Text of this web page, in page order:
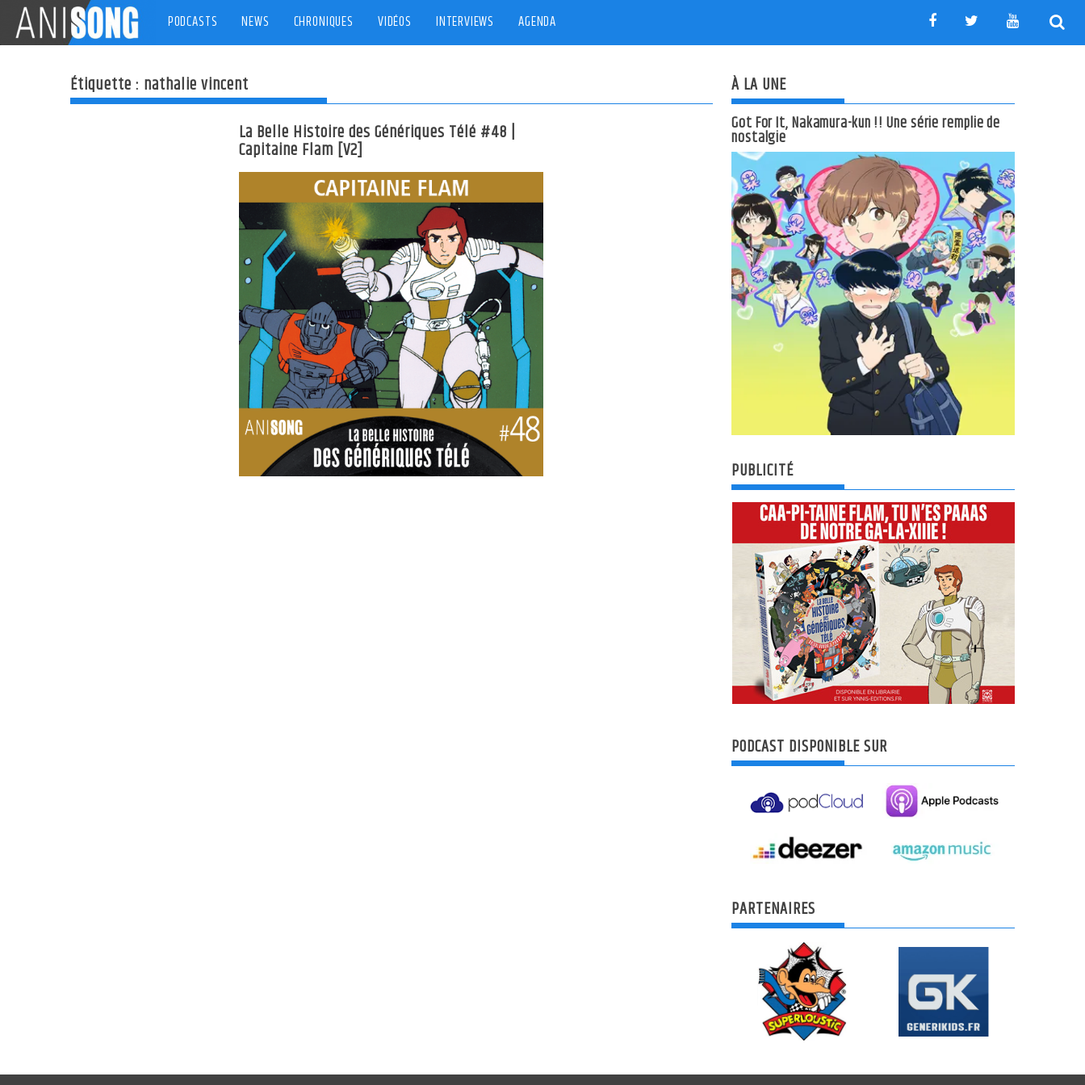
content
PODCASTS NEWS CHRONIQUES VIDÉOS INTERVIEWS AGENDA
Étiquette : nathalie vincent
La Belle Histoire des Génériques Télé #48 |
Capitaine Flam [V2]
À LA UNE
Got For It, Nakamura-kun !! Une série remplie de
nostalgie
PUBLICITÉ
PODCAST DISPONIBLE SUR
PARTENAIRES